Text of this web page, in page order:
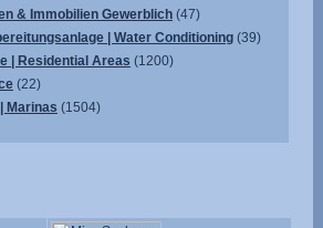
& Immobilien Gewerblich (47)
| Water Conditioning (39)
| Residential Areas (1200)
(22)
Marinas (1504)